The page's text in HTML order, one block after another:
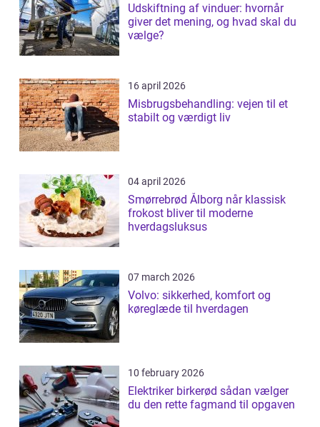
Udskiftning af vinduer: hvornår
giver det mening, og hvad skal du
vælge?
16 april 2026
Misbrugsbehandling: vejen til et
stabilt og værdigt liv
04 april 2026
Smørrebrød Ålborg når klassisk
frokost bliver til moderne
hverdagsluksus
07 march 2026
Volvo: sikkerhed, komfort og
køreglæde til hverdagen
10 february 2026
Elektriker birkerød sådan vælger
du den rette fagmand til opgaven